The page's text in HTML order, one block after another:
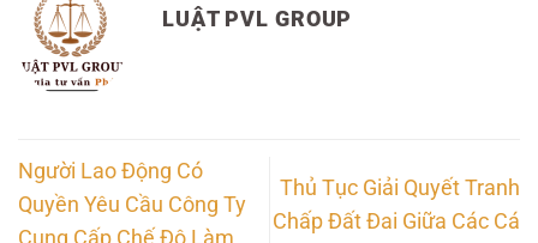
LUẬT PVL GROUP
Người Lao Động Có
Quyền Yêu Cầu Công Ty
Thủ Tục Giải Quyết Tranh
Chấp Đất Đai Giữa Các Cá